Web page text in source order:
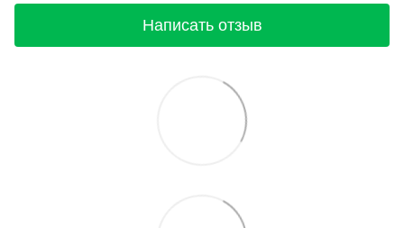
Написать отзыв